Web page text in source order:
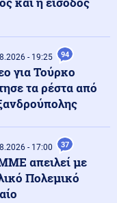
Ρίκο λόγω της
που
στα Χανιά
ιστορικά ορθόδοξα
- 19:25 94
για Τούρκο
τα ρέστα από
- 17:00 37
απειλεί με
Πολεμικό